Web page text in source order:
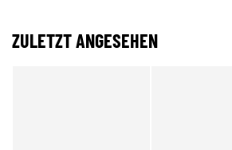
ZULETZT ANGESEHEN